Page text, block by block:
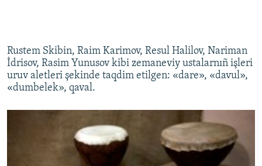
Rustem Skibin, Raim Karimov, Resul Halilov, Nariman
İdrisov, Rasim Yunusov kibi zemaneviy ustalarnıñ işleri
uruv aletleri şekinde taqdim etilgen: «dare», «davul»,
«dumbelek», qaval.